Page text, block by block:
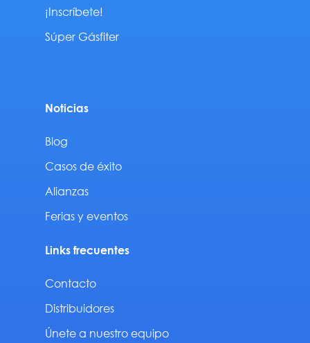
¡Inscríbete!
Súper Gásfiter
Noticias
Blog
Casos de éxito
Alianzas
Ferias y eventos
Links frecuentes
Contacto
Distribuidores
Únete a nuestro equipo